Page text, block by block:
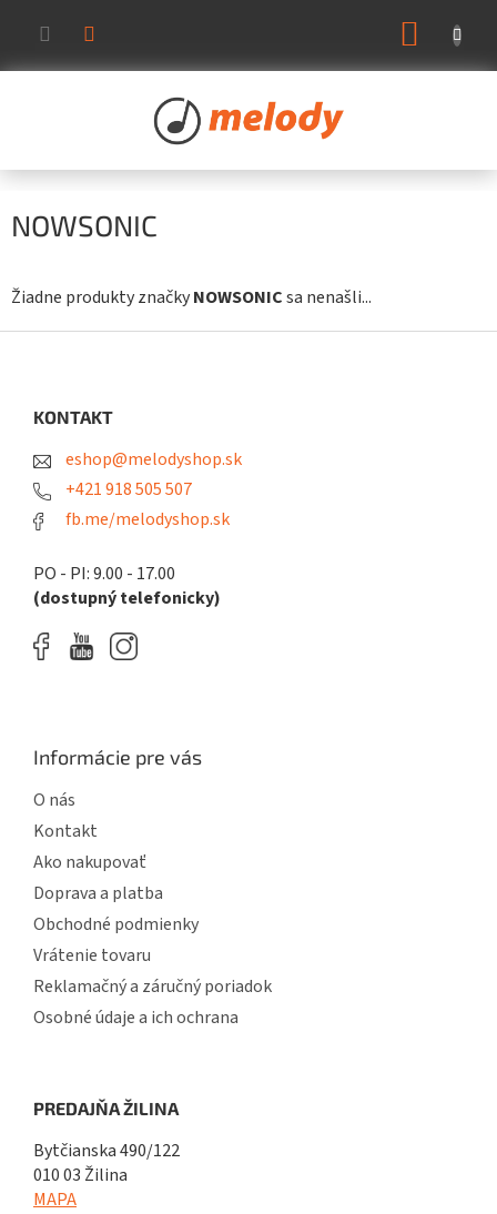
obsah
NOWSONIC
Žiadne produkty značkyNOWSONICsa nenašli...
KONTAKT
eshop@melodyshop.sk
+421 918 505 507
fb.me/melodyshop.sk
PO - PI: 9.00 - 17.00
(dostupný telefonicky)
Informácie pre vás
O nás
Kontakt
Ako nakupovať
Doprava a platba
Obchodné podmienky
Vrátenie tovaru
Reklamačný a záručný poriadok
Osobné údaje a ich ochrana
PREDAJŇA ŽILINA
Bytčianska 490/122
010 03 Žilina
MAPA